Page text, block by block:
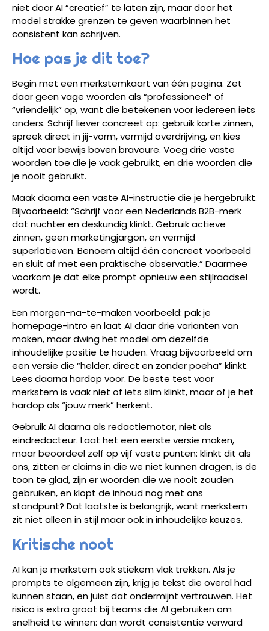
niet door AI “creatief” te laten zijn, maar door het
model strakke grenzen te geven waarbinnen het
consistent kan schrijven.
Hoe pas je dit toe?
Begin met een merkstemkaart van één pagina. Zet
daar geen vage woorden als “professioneel” of
“vriendelijk” op, want die betekenen voor iedereen iets
anders. Schrijf liever concreet op: gebruik korte zinnen,
spreek direct in jij-vorm, vermijd overdrijving, en kies
altijd voor bewijs boven bravoure. Voeg drie vaste
woorden toe die je vaak gebruikt, en drie woorden die
je nooit gebruikt.
Maak daarna een vaste AI-instructie die je hergebruikt.
Bijvoorbeeld: “Schrijf voor een Nederlands B2B-merk
dat nuchter en deskundig klinkt. Gebruik actieve
zinnen, geen marketingjargon, en vermijd
superlatieven. Benoem altijd één concreet voorbeeld
en sluit af met een praktische observatie.” Daarmee
voorkom je dat elke prompt opnieuw een stijlraadsel
wordt.
Een morgen-na-te-maken voorbeeld: pak je
homepage-intro en laat AI daar drie varianten van
maken, maar dwing het model om dezelfde
inhoudelijke positie te houden. Vraag bijvoorbeeld om
een versie die “helder, direct en zonder poeha” klinkt.
Lees daarna hardop voor. De beste test voor
merkstem is vaak niet of iets slim klinkt, maar of je het
hardop als “jouw merk” herkent.
Gebruik AI daarna als redactiemotor, niet als
eindredacteur. Laat het een eerste versie maken,
maar beoordeel zelf op vijf vaste punten: klinkt dit als
ons, zitten er claims in die we niet kunnen dragen, is de
toon te glad, zijn er woorden die we nooit zouden
gebruiken, en klopt de inhoud nog met ons
standpunt? Dat laatste is belangrijk, want merkstem
zit niet alleen in stijl maar ook in inhoudelijke keuzes.
Kritische noot
AI kan je merkstem ook stiekem vlak trekken. Als je
prompts te algemeen zijn, krijg je tekst die overal had
kunnen staan, en juist dat ondermijnt vertrouwen. Het
risico is extra groot bij teams die AI gebruiken om
snelheid te winnen: dan wordt consistentie verward